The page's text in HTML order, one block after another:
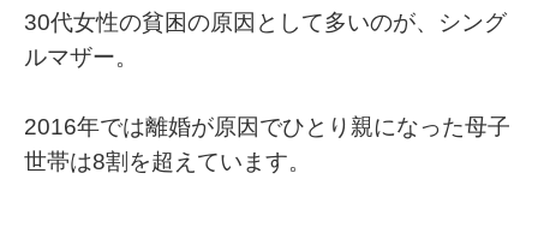
30代女性の貧困の原因として多いのが、シング
ルマザー。
2016年では離婚が原因でひとり親になった母子
世帯は8割を超えています。